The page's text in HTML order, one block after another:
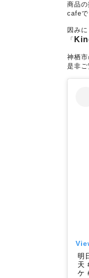
商品
cafeで
因み
「
神栖
是非ご
明
天
ケ